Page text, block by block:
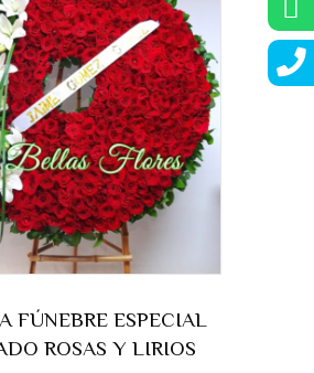
FÚNEBRE ESPECIAL
ROSAS Y LIRIOS